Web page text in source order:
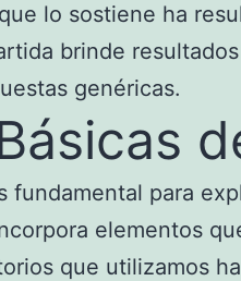
lo sostiene ha
brinde
genéricas.
fundamental para
elementos
que utilizamos